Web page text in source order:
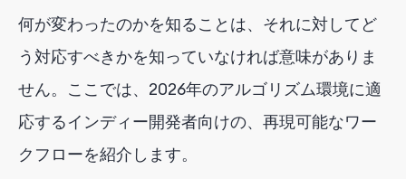
何が変わったのかを知ることは、それに対してど
う対応すべきかを知っていなければ意味がありま
せん。ここでは、2026年のアルゴリズム環境に適
応するインディー開発者向けの、再現可能なワー
クフローを紹介します。